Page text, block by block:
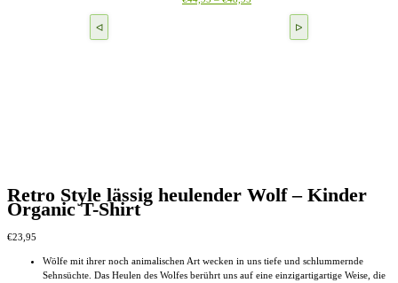
Retro Style lässig heulender Wolf – Kinder
Organic T-Shirt
€23,95
Wölfe mit ihrer noch animalischen Art wecken in uns tiefe und schlummernde
Sehnsüchte. Das Heulen des Wolfes berührt uns auf eine einzigartigartige Weise, die
werden